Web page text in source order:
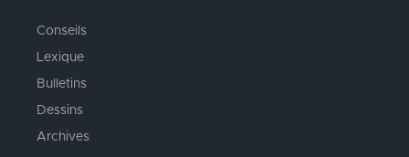
Conseils
Lexique
Bulletins
Dessins
Archives